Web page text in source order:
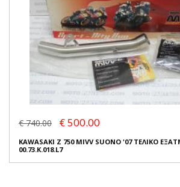
€ 740.00 € 500.00
KAWASAKI Z 750 MIVV SUONO '07 ΤΕΛΙΚΟ
00.73.K.018.L7